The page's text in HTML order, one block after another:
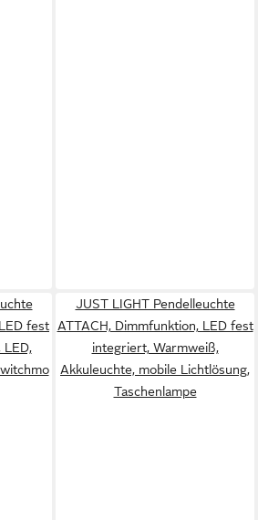
fest
JUST LIGHT Pendelleuchte
ATTACH, Dimmfunktion, LED fest
integriert, Warmweiß,
Akkuleuchte, mobile Lichtlösung,
Taschenlampe